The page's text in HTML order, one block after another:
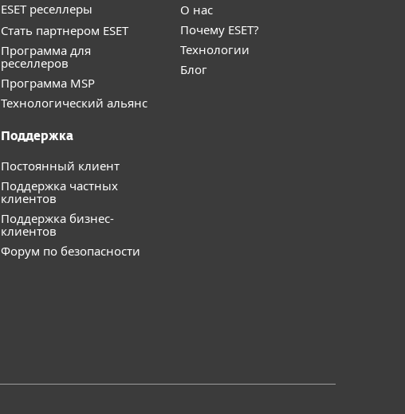
ESET реселлеры
Стать партнером ESET
Программа для
реселлеров
Программа MSP
Технологический альянс
Поддержка
Постоянный клиент
Поддержка частных
клиентов
Поддержка бизнес-
клиентов
Форум по безопасности
О нас
Почему ESET?
Технологии
Блог